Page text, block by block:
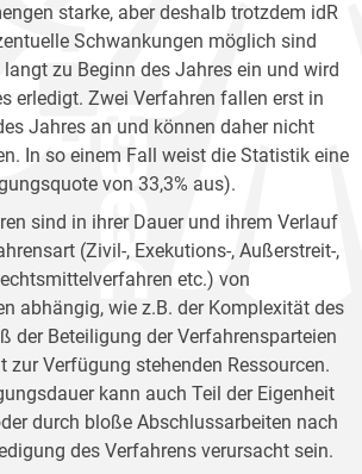
starke, aber deshalb trotzdem idR
Schwankungen möglich sind
langt zu Beginn des Jahres ein und wird
erledigt. Zwei Verfahren fallen erst in
Jahres an und können daher nicht
In so einem Fall weist die Statistik eine
von 33,3% aus).
sind in ihrer Dauer und ihrem Verlauf
(Zivil-, Exekutions-, Außerstreit-,
etc.) von
abhängig, wie z.B. der Komplexität des
der Beteiligung der Verfahrensparteien
zur Verfügung stehenden Ressourcen.
kann auch Teil der Eigenheit
durch bloße Abschlussarbeiten nach
des Verfahrens verursacht sein.